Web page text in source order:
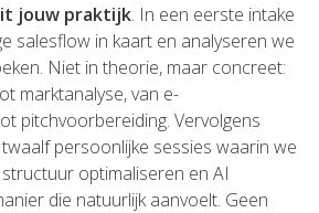
jouw praktijk. In een eerste intake
salesflow in kaart en analyseren we
Niet in theorie, maar concreet:
marktanalyse, van e-
pitchvoorbereiding. Vervolgens
persoonlijke sessies waarin we
optimaliseren en AI
die natuurlijk aanvoelt. Geen